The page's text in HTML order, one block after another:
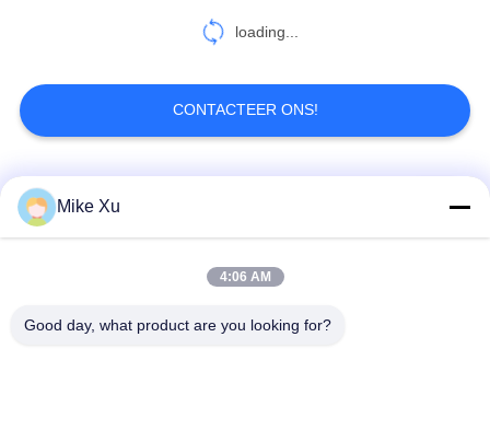
industrieel drogend
Het Systeem van de
0
loading...
CONTACTEER ONS!
populaire categorieën
Industriële Glasoven
Mike Xu
4:06 AM
Good day, what product are you looking for?